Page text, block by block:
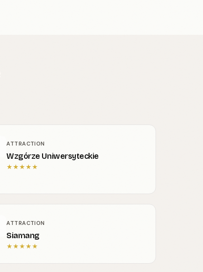
ATTRACTION
Wzgórze Uniwersyteckie
★★★★★
ATTRACTION
Siamang
★★★★★